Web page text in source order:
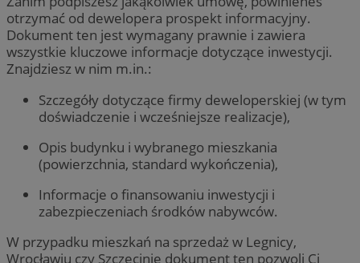
otrzymać od dewelopera prospekt informacyjny.
Dokument ten jest wymagany prawnie i zawiera
wszystkie kluczowe informacje dotyczące inwestycji.
Znajdziesz w nim m.in.:
Szczegóły dotyczące firmy deweloperskiej (w tym
doświadczenie i wcześniejsze realizacje),
Opis budynku i wybranego mieszkania
(powierzchnia, standard wykończenia),
Informacje o finansowaniu inwestycji i
zabezpieczeniach środków nabywców.
W przypadku mieszkań na sprzedaż w Legnicy,
Wrocławiu czy Szczecinie dokument ten pozwoli Ci